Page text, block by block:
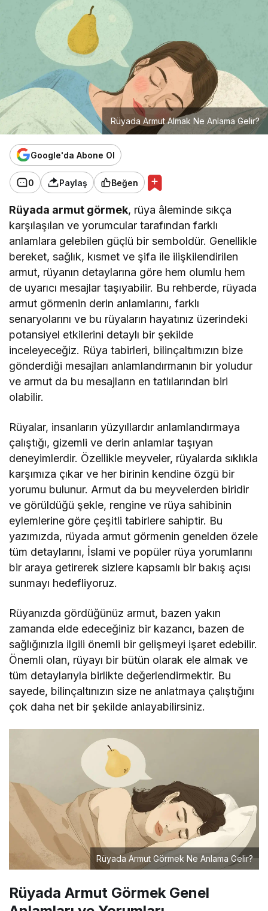
Rüyada Armut Almak Ne Anlama Gelir?
Google'da Abone Ol
0 Paylaş Beğen
Rüyada armut görmek, rüya âleminde sıkça
karşılaşılan ve yorumcular tarafından farklı
anlamlara gelebilen güçlü bir semboldür. Genellikle
bereket, sağlık, kısmet ve şifa ile ilişkilendirilen
armut, rüyanın detaylarına göre hem olumlu hem
de uyarıcı mesajlar taşıyabilir. Bu rehberde, rüyada
armut görmenin derin anlamlarını, farklı
senaryolarını ve bu rüyaların hayatınız üzerindeki
potansiyel etkilerini detaylı bir şekilde
inceleyeceğiz. Rüya tabirleri, bilinçaltımızın bize
gönderdiği mesajları anlamlandırmanın bir yoludur
ve armut da bu mesajların en tatlılarından biri
olabilir.
Rüyalar, insanların yüzyıllardır anlamlandırmaya
çalıştığı, gizemli ve derin anlamlar taşıyan
deneyimlerdir. Özellikle meyveler, rüyalarda sıklıkla
karşımıza çıkar ve her birinin kendine özgü bir
yorumu bulunur. Armut da bu meyvelerden biridir
ve görüldüğü şekle, rengine ve rüya sahibinin
eylemlerine göre çeşitli tabirlere sahiptir. Bu
yazımızda, rüyada armut görmenin genelden özele
tüm detaylarını, İslami ve popüler rüya yorumlarını
bir araya getirerek sizlere kapsamlı bir bakış açısı
sunmayı hedefliyoruz.
Rüyanızda gördüğünüz armut, bazen yakın
zamanda elde edeceğiniz bir kazancı, bazen de
sağlığınızla ilgili önemli bir gelişmeyi işaret edebilir.
Önemli olan, rüyayı bir bütün olarak ele almak ve
tüm detaylarıyla birlikte değerlendirmektir. Bu
sayede, bilinçaltınızın size ne anlatmaya çalıştığını
çok daha net bir şekilde anlayabilirsiniz.
Rüyada Armut Görmek Ne Anlama Gelir?
Rüyada Armut Görmek Genel